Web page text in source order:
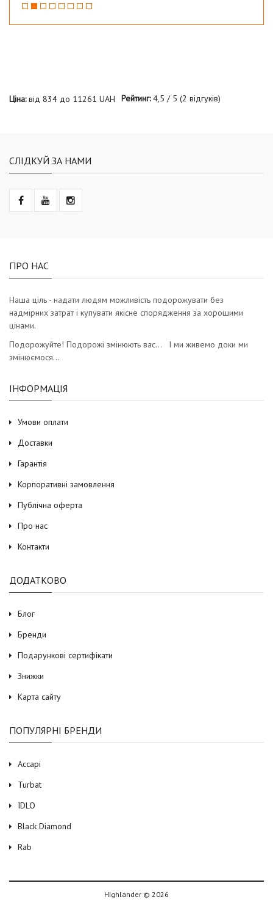
Ціна:від 834 до 11261 UAH Рейтинг:4,5 / 5 (2 відгуків)
СЛІДКУЙ ЗА НАМИ
ПРО НАС
Наша ціль - надати людям можливість подорожувати без
надмірних затрат і купувати якісне спорядження за хорошими
цінами.
Подорожуйте! Подорожі змінюють вас… І ми живемо доки ми
змінюємося…
ІНФОРМАЦІЯ
Умови оплати
Доставки
Гарантія
Корпоративні замовлення
Публічна оферта
Про нас
Контакти
ДОДАТКОВО
Блог
Бренди
Подарункові сертифікати
Знижки
Карта сайту
ПОПУЛЯРНІ БРЕНДИ
Accapi
Turbat
ЇDLO
Black Diamond
Rab
Highlander © 2026